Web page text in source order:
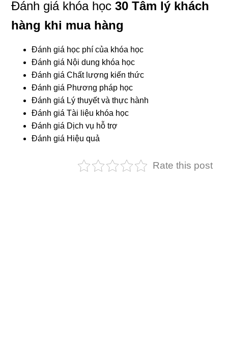
Đánh giá khóa học30 Tâm lý khách
hàng khi mua hàng
Đánh giá học phí của khóa học
Đánh giá Nội dung khóa học
Đánh giá Chất lượng kiến thức
Đánh giá Phương pháp học
Đánh giá Lý thuyết và thực hành
Đánh giá Tài liệu khóa học
Đánh giá Dịch vụ hỗ trợ
Đánh giá Hiệu quả
Rate this post